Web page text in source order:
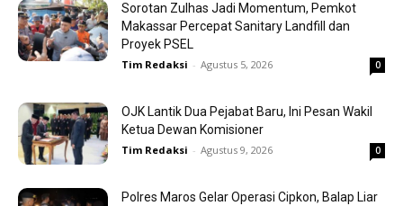
Sorotan Zulhas Jadi Momentum, Pemkot
Makassar Percepat Sanitary Landfill dan
Proyek PSEL
Tim Redaksi - Agustus 5, 2026 0
OJK Lantik Dua Pejabat Baru, Ini Pesan Wakil
Ketua Dewan Komisioner
Tim Redaksi - Agustus 9, 2026 0
Polres Maros Gelar Operasi Cipkon, Balap Liar